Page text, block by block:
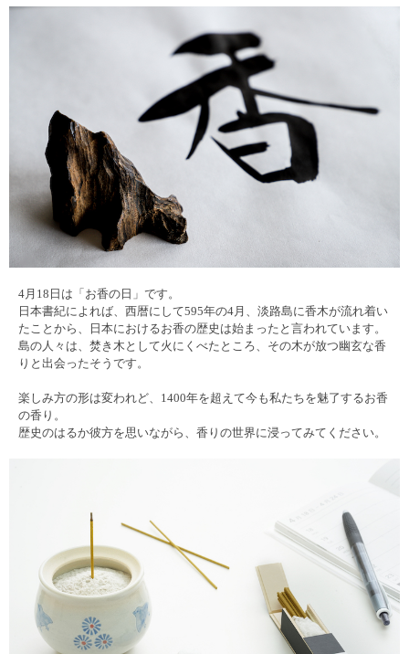
4月18日は「お香の日」です。
日本書紀によれば、西暦にして595年の4月、淡路島に香木が流れ着い
たことから、日本におけるお香の歴史は始まったと言われています。
島の人々は、焚き木として火にくべたところ、その木が放つ幽玄な香
りと出会ったそうです。
楽しみ方の形は変われど、1400年を超えて今も私たちを魅了するお香
の香り。
歴史のはるか彼方を思いながら、香りの世界に浸ってみてください。